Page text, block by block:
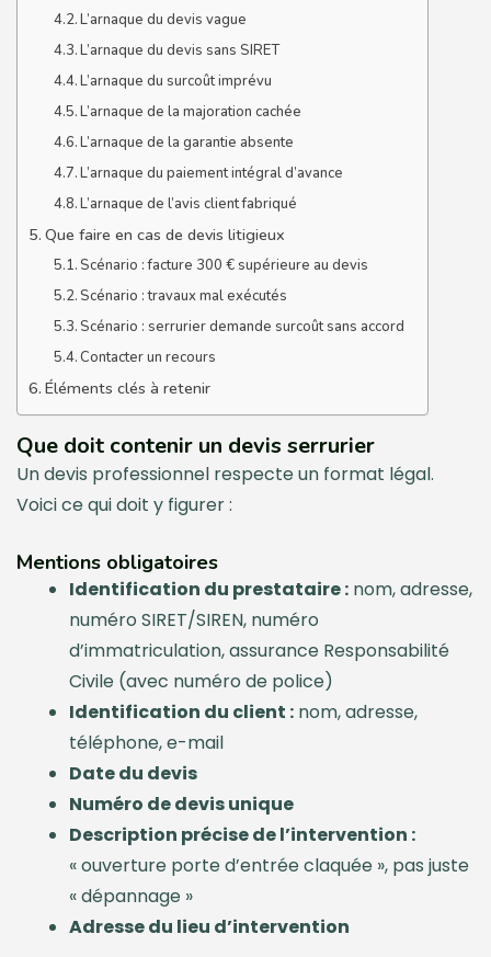
L’arnaque du devis vague
L’arnaque du devis sans SIRET
L’arnaque du surcoût imprévu
L’arnaque de la majoration cachée
L’arnaque de la garantie absente
L’arnaque du paiement intégral d’avance
L’arnaque de l’avis client fabriqué
Que faire en cas de devis litigieux
Scénario : facture 300 € supérieure au devis
Scénario : travaux mal exécutés
Scénario : serrurier demande surcoût sans accord
Contacter un recours
Éléments clés à retenir
Que doit contenir un devis serrurier
Un devis professionnel respecte un format légal.
Voici ce qui doit y figurer :
Mentions obligatoires
Identification du prestataire : nom, adresse,
numéro SIRET/SIREN, numéro
d’immatriculation, assurance Responsabilité
Civile (avec numéro de police)
Identification du client : nom, adresse,
téléphone, e-mail
Date du devis
Numéro de devis unique
Description précise de l’intervention :
« ouverture porte d’entrée claquée », pas juste
« dépannage »
Adresse du lieu d’intervention